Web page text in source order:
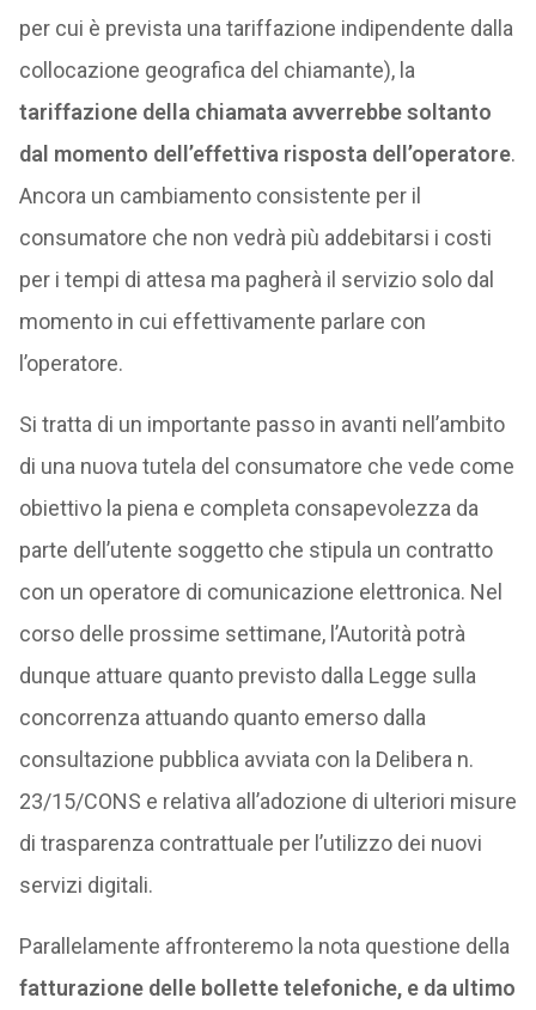
per cui è prevista una tariffazione indipendente dalla
collocazione geografica del chiamante), la
tariffazione della chiamata avverrebbe soltanto
dal momento dell’effettiva risposta dell’operatore.
Ancora un cambiamento consistente per il
consumatore che non vedrà più addebitarsi i costi
per i tempi di attesa ma pagherà il servizio solo dal
momento in cui effettivamente parlare con
l’operatore.
Si tratta di un importante passo in avanti nell’ambito
di una nuova tutela del consumatore che vede come
obiettivo la piena e completa consapevolezza da
parte dell’utente soggetto che stipula un contratto
con un operatore di comunicazione elettronica. Nel
corso delle prossime settimane, l’Autorità potrà
dunque attuare quanto previsto dalla Legge sulla
concorrenza attuando quanto emerso dalla
consultazione pubblica avviata con la Delibera n.
23/15/CONS e relativa all’adozione di ulteriori misure
di trasparenza contrattuale per l’utilizzo dei nuovi
servizi digitali.
Parallelamente affronteremo la nota questione della
fatturazione delle bollette telefoniche, e da ultimo